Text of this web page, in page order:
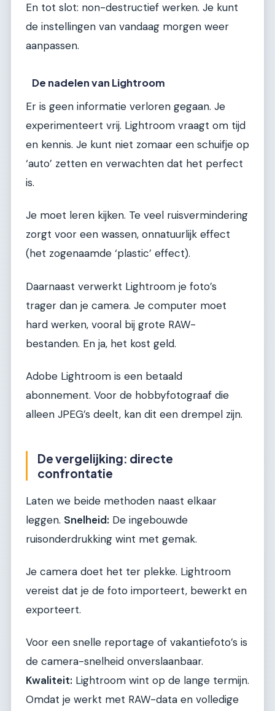
En tot slot: non-destructief werken. Je kunt
de instellingen van vandaag morgen weer
aanpassen.
De nadelen van Lightroom
Er is geen informatie verloren gegaan. Je
experimenteert vrij. Lightroom vraagt om tijd
en kennis. Je kunt niet zomaar een schuifje op
‘auto’ zetten en verwachten dat het perfect
is.
Je moet leren kijken. Te veel ruisvermindering
zorgt voor een wassen, onnatuurlijk effect
(het zogenaamde ‘plastic’ effect).
Daarnaast verwerkt Lightroom je foto’s
trager dan je camera. Je computer moet
hard werken, vooral bij grote RAW-
bestanden. En ja, het kost geld.
Adobe Lightroom is een betaald
abonnement. Voor de hobbyfotograaf die
alleen JPEG’s deelt, kan dit een drempel zijn.
De vergelijking: directe
confrontatie
Laten we beide methoden naast elkaar
leggen. Snelheid: De ingebouwde
ruisonderdrukking wint met gemak.
Je camera doet het ter plekke. Lightroom
vereist dat je de foto importeert, bewerkt en
exporteert.
Voor een snelle reportage of vakantiefoto’s is
de camera-snelheid onverslaanbaar.
Kwaliteit: Lightroom wint op de lange termijn.
Omdat je werkt met RAW-data en volledige